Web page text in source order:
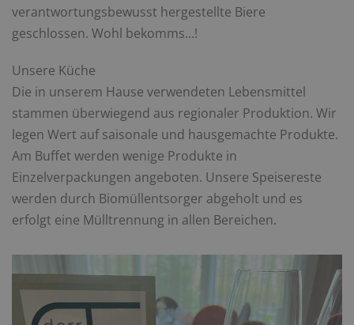
verantwortungsbewusst hergestellte Biere
geschlossen. Wohl bekomms...!
Unsere Küche
Die in unserem Hause verwendeten Lebensmittel
stammen überwiegend aus regionaler Produktion. Wir
legen Wert auf saisonale und hausgemachte Produkte.
Am Buffet werden wenige Produkte in
Einzelverpackungen angeboten. Unsere Speisereste
werden durch Biomüllentsorger abgeholt und es
erfolgt eine Mülltrennung in allen Bereichen.